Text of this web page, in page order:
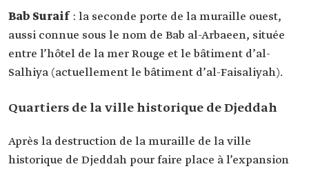
Bab Suraif: la seconde porte de la muraille ouest,
aussi connue sous le nom de Bab al-Arbaeen, située
entre l’hôtel de la mer Rouge et le bâtiment d’al-
Salhiya (actuellement le bâtiment d’al-Faisaliyah).
Quartiers de la ville historique de Djeddah
Après la destruction de la muraille de la ville
historique de Djeddah pour faire place à l’expansion